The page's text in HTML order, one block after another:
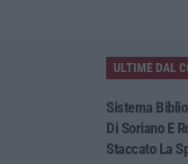
ULTIME DAL
Sistema
Di Soriano E
Staccato La